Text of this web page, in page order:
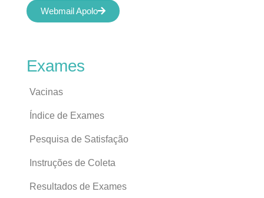
Exames
Vacinas
Índice de Exames
Pesquisa de Satisfação
Instruções de Coleta
Resultados de Exames
Webmail Apolo